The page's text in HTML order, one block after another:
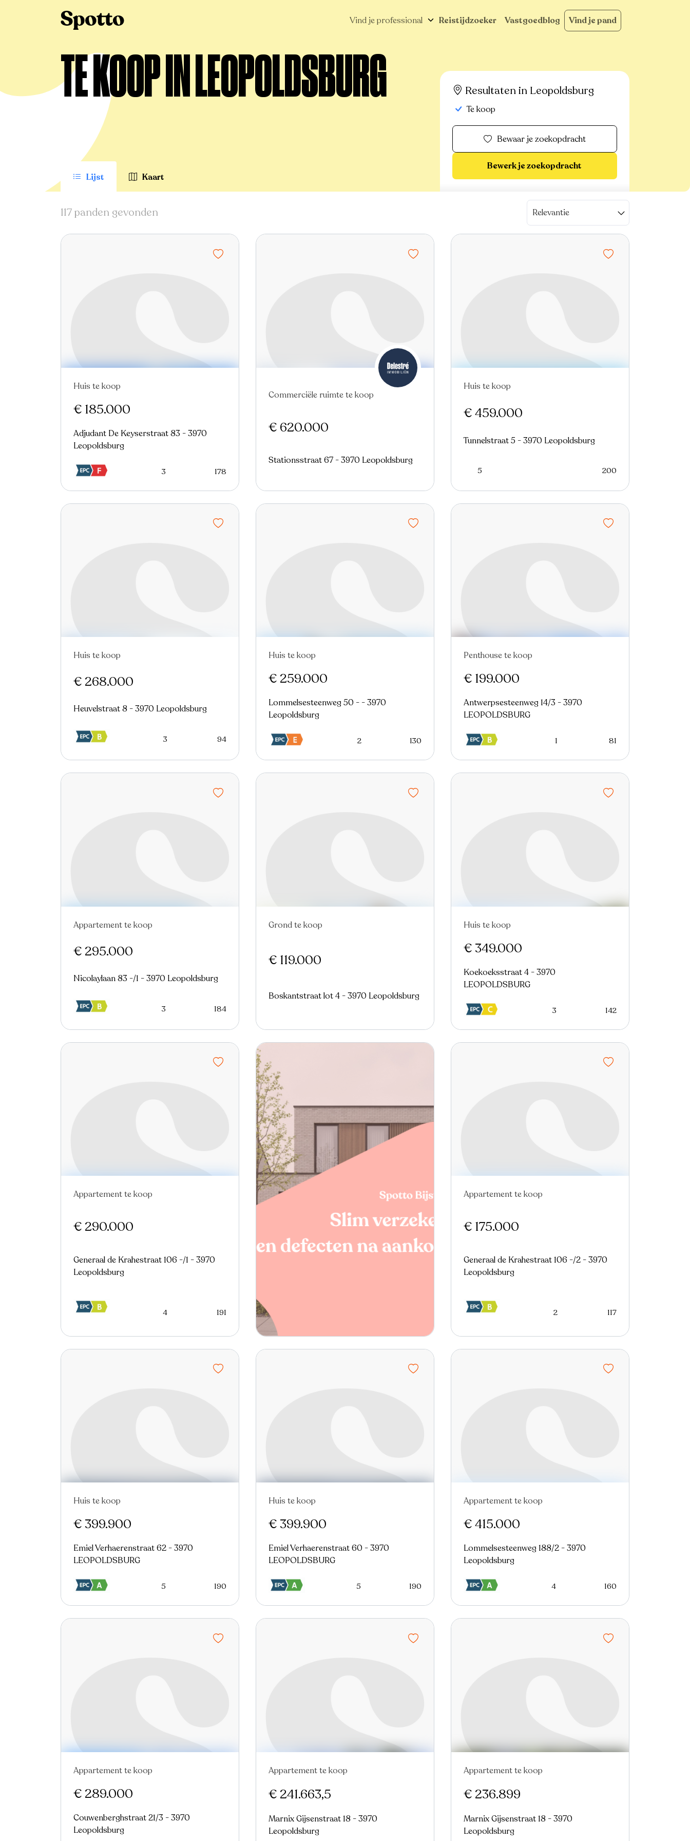
Vind je professional Reistijdzoeker Vastgoedblog Vind je pand
TE KOOP IN LEOPOLDSBURG
Lijst Kaart
Resultaten in Leopoldsburg
Te koop
Bewaar je zoekopdracht
Bewerk je zoekopdracht
117 panden gevonden Relevantie
Nieuw
Huis te koop
€ 185.000
Adjudant De Keyserstraat 83 - 3970
Leopoldsburg
3 178
Commerciële ruimte te koop
€ 620.000
Stationsstraat 67 - 3970 Leopoldsburg
Nieuw
Huis te koop
€ 459.000
Tunnelstraat 5 - 3970 Leopoldsburg
5 200
Nieuw
Huis te koop
€ 268.000
Heuvelstraat 8 - 3970 Leopoldsburg
3 94
Huis te koop
€ 259.000
Lommelsesteenweg 50 - - 3970
Leopoldsburg
2 130
Penthouse te koop
€ 199.000
Antwerpsesteenweg 14/3 - 3970
LEOPOLDSBURG
1 81
Appartement te koop
€ 295.000
Nicolaylaan 83 -/1 - 3970 Leopoldsburg
3 184
Grond te koop
€ 119.000
Boskantstraat lot 4 - 3970 Leopoldsburg
Huis te koop
€ 349.000
Koekoeksstraat 4 - 3970
LEOPOLDSBURG
3 142
Appartement te koop
€ 290.000
Generaal de Krahestraat 106 -/1 - 3970
Leopoldsburg
4 191
Appartement te koop
€ 175.000
Generaal de Krahestraat 106 -/2 - 3970
Leopoldsburg
2 117
Huis te koop
€ 399.900
Emiel Verhaerenstraat 62 - 3970
LEOPOLDSBURG
5 190
Huis te koop
€ 399.900
Emiel Verhaerenstraat 60 - 3970
LEOPOLDSBURG
5 190
Appartement te koop
€ 415.000
Lommelsesteenweg 188/2 - 3970
Leopoldsburg
4 160
Appartement te koop
€ 289.000
Couwenberghstraat 21/3 - 3970
Leopoldsburg
Appartement te koop
€ 241.663,5
Marnix Gijsenstraat 18 - 3970
Leopoldsburg
Appartement te koop
€ 236.899
Marnix Gijsenstraat 18 - 3970
Leopoldsburg